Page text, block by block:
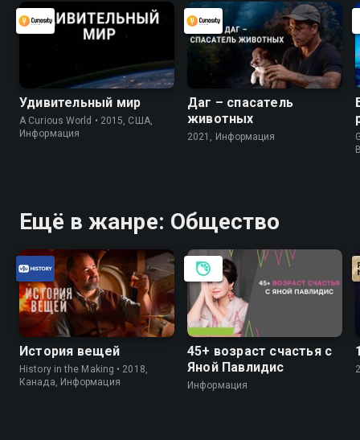
Удивительный мир
A Curious World • 2015, США,
Информация
Даг – спасатель
животных
2021, Информация
Ещё в жанре: Общество
История вещей
History in the Making • 2018,
Канада, Информация
45+ возраст счастья с
Яной Павлидис
Информация